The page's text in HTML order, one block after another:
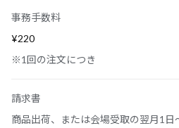
事務手数料
¥220
※1回の注文につき
請求書
商品出荷、または会場受取の翌月1